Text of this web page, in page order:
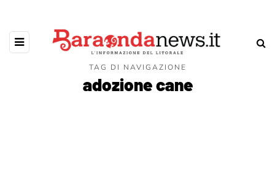
TAG DI NAVIGAZIONE
adozione cane